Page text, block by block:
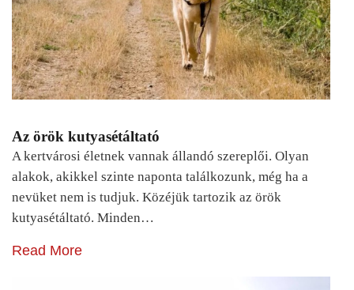
Az örök kutyasétáltató
A kertvárosi életnek vannak állandó szereplői. Olyan
alakok, akikkel szinte naponta találkozunk, még ha a
nevüket nem is tudjuk. Közéjük tartozik az örök
kutyasétáltató. Minden…
Read More